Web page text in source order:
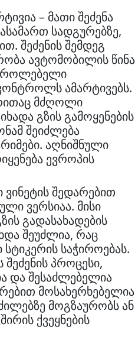
– მათი შეძენა
სადგურებზე,
შეძენის შემდეგ
ავტომობილის წინა
ამარტივებს.
მძღოლი
გზის გამოყენების
შეიძლება
აღნიშნული
ევროპის
ვინეტის შედარებით
ვერსიაა. მისი
გადასახადების
შეუძლია, რაც
საჭიროებას.
პროცესი,
და შესაძლებელია
მოსახერხებელია
მოგზაურობს ან
ქვეყნების